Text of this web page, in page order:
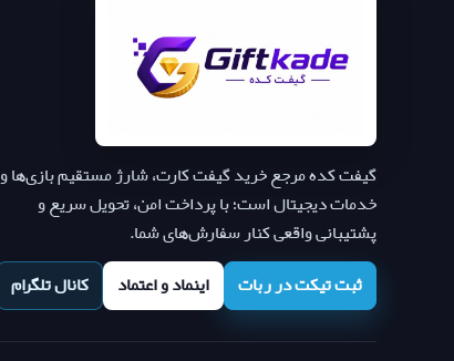
گیفت کده مرجع خرید گیفت کارت، شارژ مستقیم بازی‌ها و
خدمات دیجیتال است؛ با پرداخت امن، تحویل سریع و
پشتیبانی واقعی کنار سفارش‌های شما.
ثبت تیکت در ربات
اینماد و اعتماد کانال تلگرام